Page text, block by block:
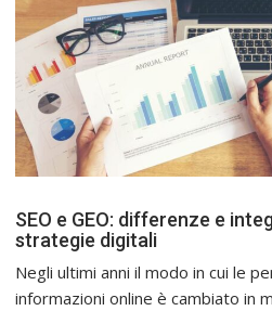
SEO e GEO: differenze e
strategie digitali
Negli ultimi anni il modo in cui le
informazioni online è cambiato in